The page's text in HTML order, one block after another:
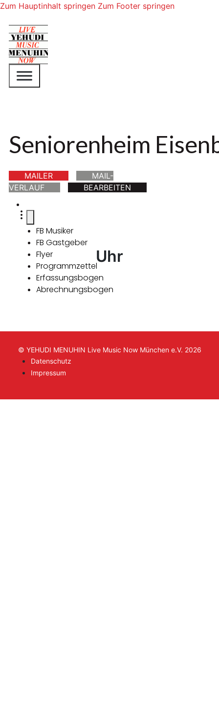
Zum Hauptinhalt springen Zum Footer springen
Seniorenheim
MAILER
MAIL-
VERLAUF
BEARBEITEN
FB Musiker
FB Gastgeber
Flyer
Programmzettel
Erfassungsbogen
Abrechnungsbogen
Uhr
© YEHUDI MENUHIN Live Music Now München e.V. 2026
Datenschutz
Impressum